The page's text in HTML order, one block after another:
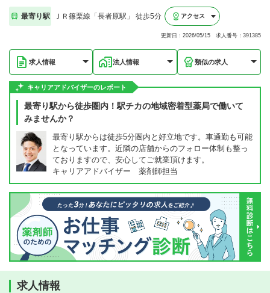
最寄り駅 ＪＲ篠栗線「長者原駅」 徒歩5分 アクセス
更新日：2026/05/15 求人番号：391385
求人情報 法人情報 類似の求人
キャリアアドバイザーのレポート
最寄り駅から徒歩圏内！駅チカの地域密着型薬局で働いて
みませんか？
最寄り駅からは徒歩5分圏内と好立地です。車通勤も可能
となっています。近隣の店舗からのフォロー体制も整っ
ておりますので、安心してご就業頂けます。
キャリアアドバイザー 薬剤師担当
求人情報